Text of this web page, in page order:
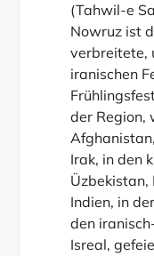
(Tahwil-e
Nowruz ist
verbreitete,
iranischen
der Region,
Irak, in den
Üzbekistan,
Indien, in
den
Isreal,